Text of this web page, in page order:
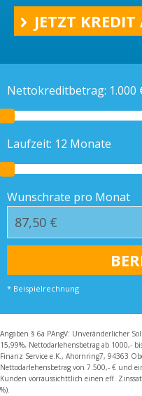
JETZT
Nettokreditbetrag: 1.000
Laufzeit: 12 Monate
Wunschrate pro Monat
* Beispielrechnung
Angaben § 6a PAngV: Unveränderlicher
15,99%, Nettodarlehensbetrag ab 1000,-
Finanz Service e.K., Ahornring7, 94363
Nettodarlehensbetrag von 7.500,- € und
Kunden vorraussichttlich einen eff.
%).